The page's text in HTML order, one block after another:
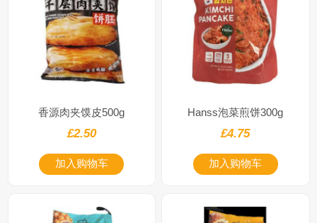
香源肉夹馍皮500g
£2.50
加入购物车
Hanss泡菜煎饼300g
£4.75
加入购物车